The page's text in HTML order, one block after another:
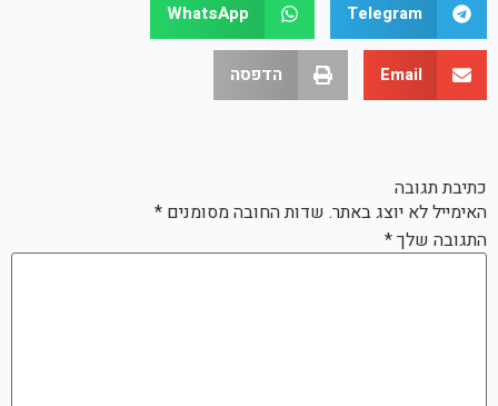
Telegram
WhatsApp
Email הדפסה
כתיבת תגובה
האימייל לא יוצג באתר. שדות החובה מסומנים *
התגובה שלך*